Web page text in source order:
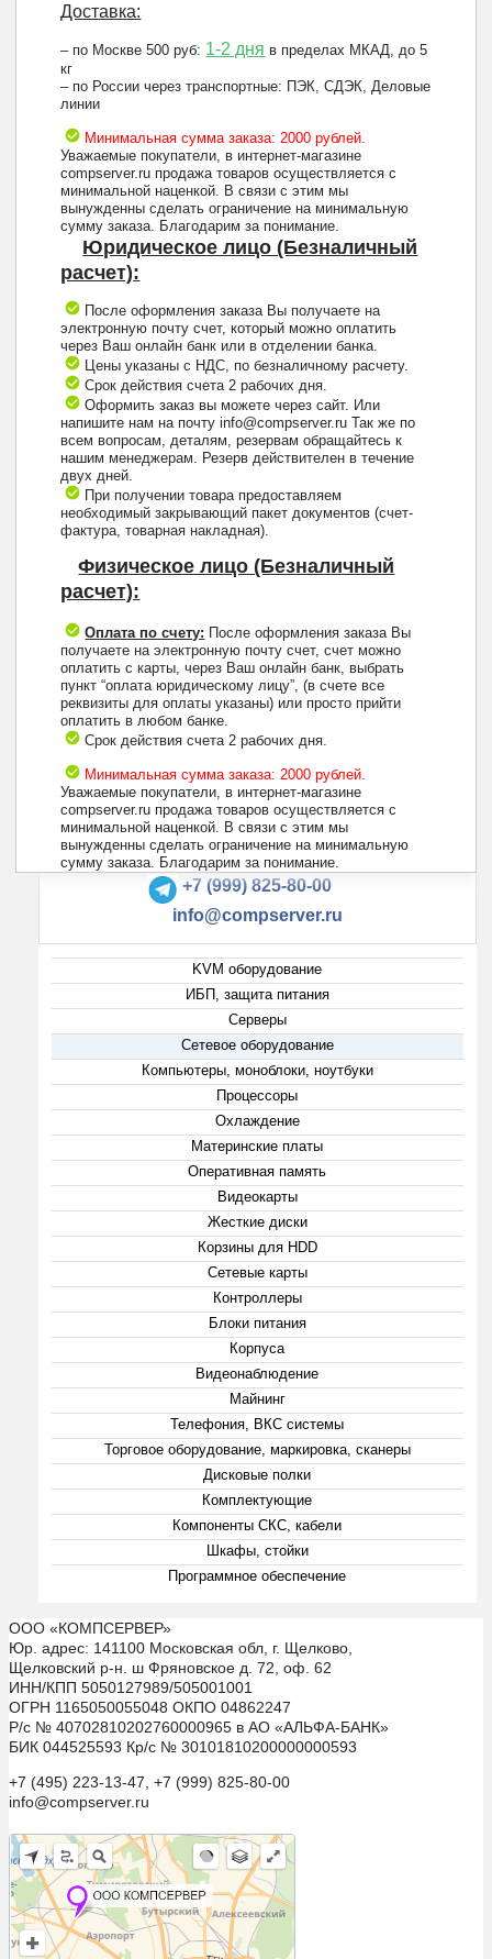
Доставка:
– по Москве 500 руб: 1-2 дня в пределах МКАД, до 5
кг
– по России через транспортные: ПЭК, СДЭК, Деловые
линии
Минимальная сумма заказа: 2000 рублей.
Уважаемые покупатели, в интернет-магазине
compserver.ru продажа товаров осуществляется с
минимальной наценкой. В связи с этим мы
вынужденны сделать ограничение на минимальную
сумму заказа. Благодарим за понимание.
Юридическое лицо (Безналичный
расчет):
После оформления заказа Вы получаете на
электронную почту счет, который можно оплатить
через Ваш онлайн банк или в отделении банка.
Цены указаны с НДС, по безналичному расчету.
Срок действия счета 2 рабочих дня.
Оформить заказ вы можете через сайт. Или
напишите нам на почту info@compserver.ru Так же по
всем вопросам, деталям, резервам обращайтесь к
нашим менеджерам. Резерв действителен в течение
двух дней.
При получении товара предоставляем
необходимый закрывающий пакет документов (счет-
фактура, товарная накладная).
Физическое лицо (Безналичный
расчет):
Оплата по счету: После оформления заказа Вы
получаете на электронную почту счет, счет можно
оплатить с карты, через Ваш онлайн банк, выбрать
пункт “оплата юридическому лицу”, (в счете все
реквизиты для оплаты указаны) или просто прийти
оплатить в любом банке.
Срок действия счета 2 рабочих дня.
Минимальная сумма заказа: 2000 рублей.
Уважаемые покупатели, в интернет-магазине
compserver.ru продажа товаров осуществляется с
минимальной наценкой. В связи с этим мы
вынужденны сделать ограничение на минимальную
сумму заказа. Благодарим за понимание.
+7 (495) 223-13-47
+7 (999) 825-80-00
info@compserver.ru
KVM оборудование
ИБП, защита питания
Серверы
Сетевое оборудование
Компьютеры, моноблоки, ноутбуки
Процессоры
Охлаждение
Материнские платы
Оперативная память
Видеокарты
Жесткие диски
Корзины для HDD
Сетевые карты
Контроллеры
Блоки питания
Корпуса
Видеонаблюдение
Майнинг
Телефония, ВКС системы
Торговое оборудование, маркировка, сканеры
Дисковые полки
Комплектующие
Компоненты СКС, кабели
Шкафы, стойки
Программное обеспечение
ООО «КОМПСЕРВЕР»
Юр. адрес: 141100 Московская обл, г. Щелково,
Щелковский р-н. ш Фряновское д. 72, оф. 62
ИНН/КПП 5050127989/505001001
ОГРН 1165050055048 ОКПО 04862247
Р/с № 40702810202760000965 в АО «АЛЬФА-БАНК»
БИК 044525593 Кр/с № 30101810200000000593
+7 (495) 223-13-47, +7 (999) 825-80-00
info@compserver.ru